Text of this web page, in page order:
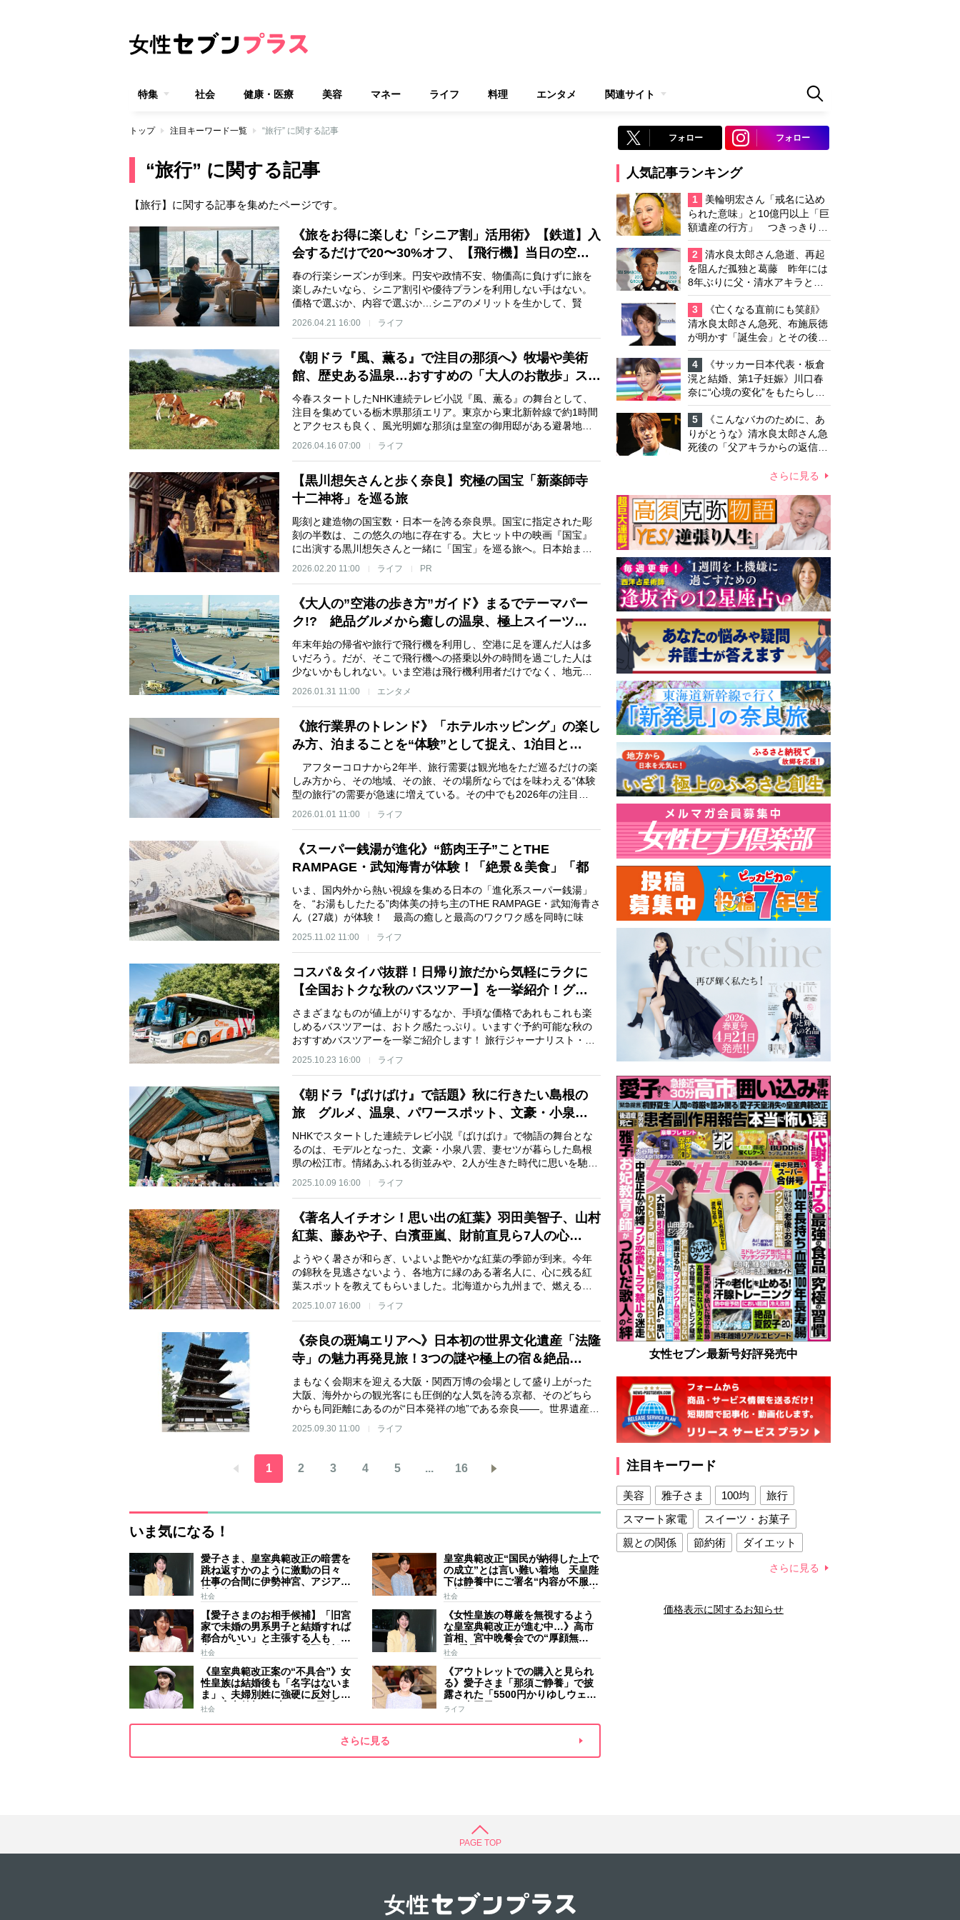
特集 社会 健康・医療 美容 マネー ライフ 料理 エンタメ 関連サイト
トップ 注目キーワード一覧 “旅行” に関する記事
“旅行” に関する記事
【旅行】に関する記事を集めたページです。
《旅をお得に楽しむ「シニア割」活用術》【鉄道】入
会するだけで20〜30%オフ、【飛行機】当日の空…
春の行楽シーズンが到来。円安や政情不安、物価高に負けずに旅を
楽しみたいなら、シニア割引や優待プランを利用しない手はない。
価格で選ぶか、内容で選ぶか…シニアのメリットを生かして、賢
2026.04.21 16:00 ライフ
《朝ドラ『風、薫る』で注目の那須へ》牧場や美術
館、歴史ある温泉…おすすめの「大人のお散歩」ス…
今春スタートしたNHK連続テレビ小説『風、薫る』の舞台として、
注目を集めている栃木県那須エリア。東京から東北新幹線で約1時間
とアクセスも良く、風光明媚な那須は皇室の御用邸がある避暑地…
2026.04.16 07:00 ライフ
【黒川想矢さんと歩く奈良】究極の国宝「新薬師寺
十二神将」を巡る旅
彫刻と建造物の国宝数・日本一を誇る奈良県。国宝に指定された彫
刻の半数は、この悠久の地に存在する。大ヒット中の映画『国宝』
に出演する黒川想矢さんと一緒に「国宝」を巡る旅へ。日本始ま…
2026.02.20 11:00 ライフ PR
《大人の”空港の歩き方”ガイド》まるでテーマパー
ク!? 絶品グルメから癒しの温泉、極上スイーツ…
年末年始の帰省や旅行で飛行機を利用し、空港に足を運んだ人は多
いだろう。だが、そこで飛行機への搭乗以外の時間を過ごした人は
少ないかもしれない。いま空港は飛行機利用者だけでなく、地元…
2026.01.31 11:00 エンタメ
《旅行業界のトレンド》「ホテルホッピング」の楽し
み方、泊まることを“体験”として捉え、1泊目と…
アフターコロナから2年半、旅行需要は観光地をただ巡るだけの楽
しみ方から、その地域、その旅、その場所ならではを味わえる“体験
型の旅行”の需要が急速に増えている。その中でも2026年の注目…
2026.01.01 11:00 ライフ
《スーパー銭湯が進化》“筋肉王子”ことTHE
RAMPAGE・武知海青が体験！「絶景＆美食」「都
会のオア…
いま、国内外から熱い視線を集める日本の「進化系スーパー銭湯」
を、“お湯もしたたる”肉体美の持ち主のTHE RAMPAGE・武知海青さ
ん（27歳）が体験！ 最高の癒しと最高のワクワク感を同時に味
2025.11.02 11:00 ライフ
コスパ＆タイパ抜群！日帰り旅だから気軽にラクに
【全国おトクな秋のバスツアー】を一挙紹介！グ…
さまざまなものが値上がりするなか、手頃な価格であれもこれも楽
しめるバスツアーは、おトク感たっぷり。いますぐ予約可能な秋の
おすすめバスツアーを一挙ご紹介します！ 旅行ジャーナリスト・…
2025.10.23 16:00 ライフ
《朝ドラ『ばけばけ』で話題》秋に行きたい島根の
旅 グルメ、温泉、パワースポット、文豪・小泉…
NHKでスタートした連続テレビ小説『ばけばけ』で物語の舞台とな
るのは、モデルとなった、文豪・小泉八雲、妻セツが暮らした島根
県の松江市。情緒あふれる街並みや、2人が生きた時代に思いを馳…
2025.10.09 16:00 ライフ
《著名人イチオシ！思い出の紅葉》羽田美智子、山村
紅葉、藤あや子、白濱亜嵐、財前直見ら7人の心…
ようやく暑さが和らぎ、いよいよ艶やかな紅葉の季節が到来。今年
の錦秋を見逃さないよう、各地方に縁のある著名人に、心に残る紅
葉スポットを教えてもらいました。北海道から九州まで、燃える…
2025.10.07 16:00 ライフ
《奈良の斑鳩エリアへ》日本初の世界文化遺産「法隆
寺」の魅力再発見旅！3つの謎や極上の宿＆絶品…
まもなく会期末を迎える大阪・関西万博の会場として盛り上がった
大阪、海外からの観光客にも圧倒的な人気を誇る京都、そのどちら
からも同距離にあるのが“日本発祥の地”である奈良――。世界遺産…
2025.09.30 11:00 ライフ
1 2 3 4 5 ... 16
いま気になる！
愛子さま、皇室典範改正の暗雲を
跳ね返すかのように激動の日々
仕事の合間に伊勢神宮、アジア競
技大会、シンガポール…スケジュ
ールはびっしり 「天皇家のご長
女」の揺るがぬ思い
社会
皇室典範改正“国民が納得した上で
の成立”とは言い難い着地 天皇陛
下は静養中にご署名“内容が不服で
も拒否することはできない” 米大
手紙は男系男子に固執する日本の
現状を批判的に報道
社会
【愛子さまのお相手候補】「旧宮
家で未婚の男系男子と結婚すれば
都合がいい」と主張する人も 過
去には「のび太くん」「野球部エ
ース」「華道家元の孫」などの名
前
社会
《女性皇族の尊厳を無視するよう
な皇室典範改正が進む中…》高市
首相、宮中晩餐会での“厚顔無
恥”愛子さまに近づきハイテンショ
ンで会話、小泉進次郎夫妻と30分
ほど取り囲む
社会
《皇室典範改正案の“不具合”》女
性皇族は結婚後も「名字はないま
ま」、夫婦別姓に強硬に反対して
きた高市首相の“大いなる矛盾”
社会
《アウトレットでの購入と見られ
る》愛子さま「那須ご静養」で披
露された「5500円かりゆしウェ
ア」南国風リンクコーデ
ライフ
さらに見る
フォロー フォロー
人気記事ランキング
1
美輪明宏さん「戒名に込め
られた意味」と10億円以上「巨
額遺産の行方」 つきっきりで
私生活をサポートしていた元俳
優が相続か
2
清水良太郎さん急逝、再起
を阻んだ孤独と葛藤 昨年には
8年ぶりに父・清水アキラと共
演、本格的な活動再開に向かっ
ていたが…周囲が懸念していた
「不安定なところ」
3
《亡くなる直前にも笑顔》
清水良太郎さん急死、布施辰徳
が明かす「誕生会」とその後の
メッセージ
4
《サッカー日本代表・板倉
滉と結婚、第1子妊娠》川口春
奈に“心境の変化”をもたらした
主演映画『ママせか』 身を削
って「がんに蝕まれる母」を演
じた壮絶な撮影現場
5
《こんなバカのために、あ
りがとうな》清水良太郎さん急
死後の「父アキラからの返信」
さらに見る
女性セブン最新号好評発売中
注目キーワード
美容 雅子さま 100均
旅行
スマート家電
スイーツ・お菓子
親との関係
節約術
ダイエット
夫との関係
新津春子 どか食い
さらに見る
価格表示に関するお知らせ
PAGE TOP